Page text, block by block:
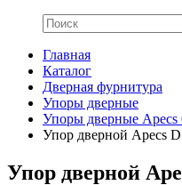
Главная
Каталог
Дверная фурнитура
Упоры дверные
Упоры дверные Apecs
Упор дверной Apecs
Упор дверной